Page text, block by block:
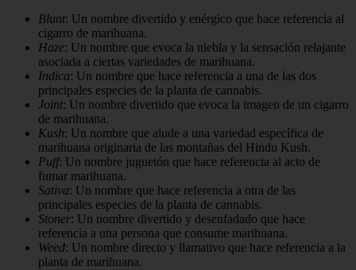
Blunt: Un nombre divertido y enérgico que hace referencia al
cigarro de marihuana.
Haze: Un nombre que evoca la niebla y la sensación relajante
asociada a ciertas variedades de marihuana.
Indica: Un nombre que hace referencia a una de las dos
principales especies de la planta de cannabis.
Joint: Un nombre divertido que evoca la imagen de un cigarro
de marihuana.
Kush: Un nombre que alude a una variedad específica de
marihuana originaria de las montañas del Hindu Kush.
Puff: Un nombre juguetón que hace referencia al acto de
fumar marihuana.
Sativa: Un nombre que hace referencia a otra de las
principales especies de la planta de cannabis.
Stoner: Un nombre divertido y desenfadado que hace
referencia a una persona que consume marihuana.
Weed: Un nombre directo y llamativo que hace referencia a la
planta de marihuana.